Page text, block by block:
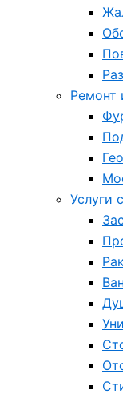
Ремонт
Услуги